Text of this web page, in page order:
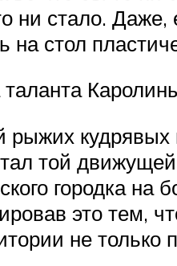
ни стало. Даже,
стол
таланта
рыжих кудрявых
той
городка на
это тем,
не только